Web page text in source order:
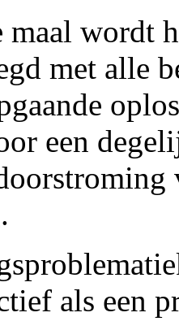
maal wordt
met alle
een
als een